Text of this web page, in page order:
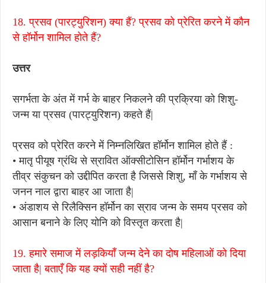
18. प्रसव (पारट्युरिशन) क्या हैं? प्रसव को प्रेरित करने में कौन
से हॉर्मोन शामिल होते हैं?
उत्तर
सगर्भता के अंत में गर्भ के बाहर निकलने की प्रक्रिया को शिशु-
जन्म या प्रसव (पारट्युरिशन) कहते हैं|
प्रसव को प्रेरित करने में निम्नलिखित हॉर्मोन शामिल होते हैं :
• मातृ पीयूष ग्रंथि से स्रावित ऑक्सीटोसिन हॉर्मोन गर्भाशय के
तीव्र संकुचन को उद्दीपित करता है जिससे शिशु, माँ के गर्भाशय से
जनन नाल द्वारा बाहर आ जाता है|
• अंडाशय से रिलैक्सिन हॉर्मोन का स्राव जन्म के समय प्रसव को
आसान बनाने के लिए योनि को विस्तृत करता है|
19. हमारे समाज में लड़कियाँ जन्म देने का दोष महिलाओं को दिया
जाता है| बताएँ कि यह क्यों सही नहीं है?